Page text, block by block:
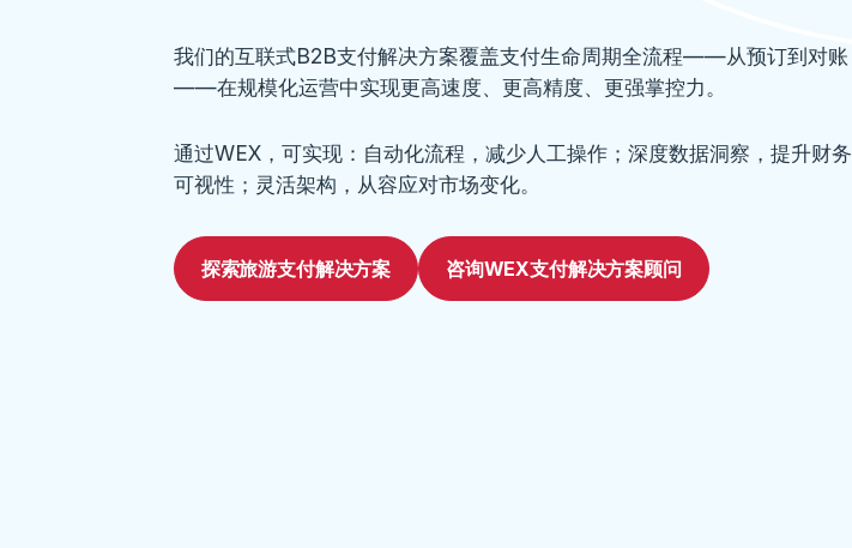
我们的互联式B2B支付解决方案覆盖支付生命周期全流程——从预订到对账
——在规模化运营中实现更高速度、更高精度、更强掌控力。
通过WEX，可实现：自动化流程，减少人工操作；深度数据洞察，提升财务
可视性；灵活架构，从容应对市场变化。
探索旅游支付解决方案 咨询WEX支付解决方案顾问